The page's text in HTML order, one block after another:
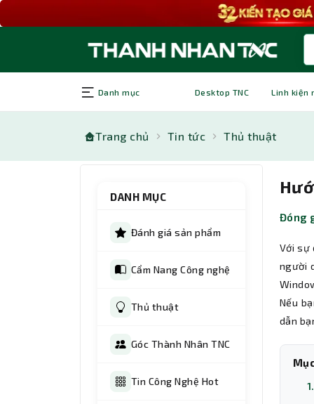
Danh mục Desktop TNC Linh kiện
Trang chủ Tin tức Thủ thuật
DANH MỤC
Đánh giá sản phẩm
Cẩm Nang Công nghệ
Thủ thuật
Góc Thành Nhân TNC
Tin Công Nghệ Hot
Đóng
Với sự
người
Nếu
dẫn